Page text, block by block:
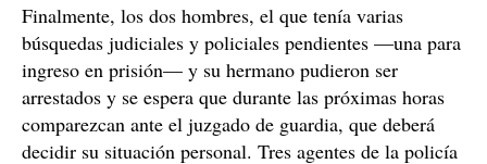
Finalmente, los dos hombres, el que tenía varias
búsquedas judiciales y policiales pendientes —una para
ingreso en prisión— y su hermano pudieron ser
arrestados y se espera que durante las próximas horas
comparezcan ante el juzgado de guardia, que deberá
decidir su situación personal. Tres agentes de la policía